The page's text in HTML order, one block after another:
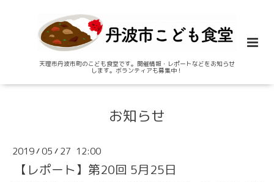
天理市丹波市町のこども食堂です。開催情報・レポートなどをお知らせ
します。ボランティアも募集中！
お知らせ
2019/05 / 27 12:00
【レポート】第20回 5月25日